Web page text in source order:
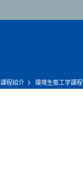
課程紹介 環境生態工学課程